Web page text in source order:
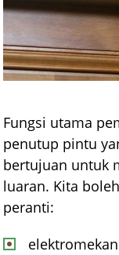
Fungsi utama
penutup pintu
bertujuan untuk
luaran. Kita
peranti: